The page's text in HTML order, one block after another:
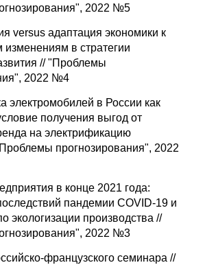
2022 №5
versus адаптация экономики к
изменениям в стратегии
// "Проблемы
2022 №4
электромобилей в России как
получения выгод от
на электрификацию
прогнозирования", 2022
в конце 2021 года:
пандемии COVID-19 и
экологизации производства //
2022 №3
французского семинара //